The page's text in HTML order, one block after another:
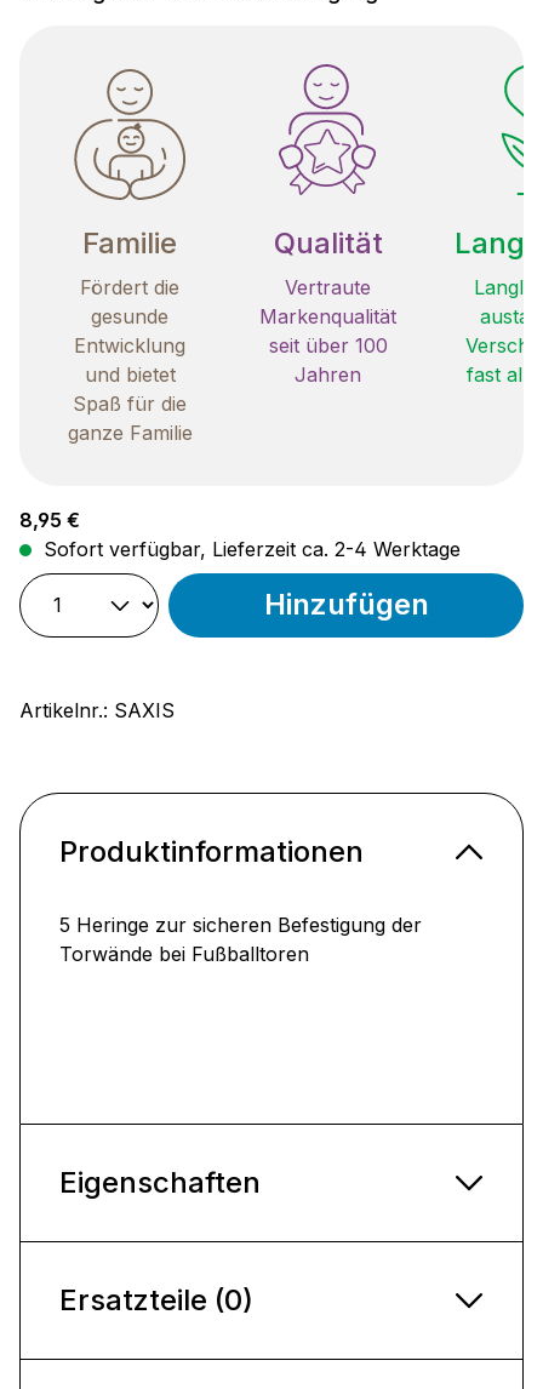
Familie
Fördert die
gesunde
Entwicklung
und bietet
Spaß für die
ganze Familie
Qualität
Vertraute
Markenqualität
seit über 100
Jahren
fast
Regulärer Preis:
8,95 €
Sofort verfügbar, Lieferzeit ca. 2-4 Werktage
Hinzufügen
Artikelnr.: SAXIS
Produktinformationen
5 Heringe zur sicheren Befestigung der
Torwände bei Fußballtoren
Eigenschaften
Ersatzteile (0)